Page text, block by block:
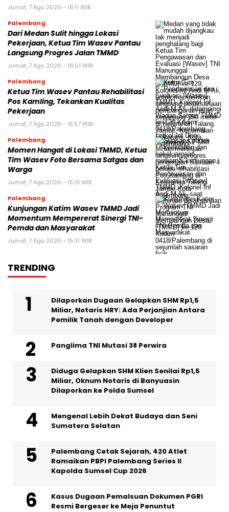
Jumat, 7 Agu 2026 - 16:11 WIB
Palembang
Dari Medan Sulit hingga Lokasi
Pekerjaan, Ketua Tim Wasev Pantau
Langsung Progres Jalan TMMD
Jumat, 7 Agu 2026 - 16:01 WIB
Palembang
Ketua Tim Wasev Pantau Rehabilitasi
Pos Kamling, Tekankan Kualitas
Pekerjaan
Jumat, 7 Agu 2026 - 15:57 WIB
Palembang
Momen Hangat di Lokasi TMMD, Ketua
Tim Wasev Foto Bersama Satgas dan
Warga
Jumat, 7 Agu 2026 - 15:31 WIB
Palembang
Kunjungan Katim Wasev TMMD Jadi
Momentum Mempererat Sinergi TNI-
Pemda dan Masyarakat
Jumat, 7 Agu 2026 - 15:31 WIB
TRENDING
Dilaporkan Dugaan Gelapkan SHM Rp1,5
Miliar, Notaris HRY: Ada Perjanjian Antara
Pemilik Tanah dengan Developer
Panglima TNI Mutasi 38 Perwira
Diduga Gelapkan SHM Klien Senilai Rp1,5
Miliar, Oknum Notaris di Banyuasin
Dilaporkan ke Polda Sumsel ‎
Mengenal Lebih Dekat Budaya dan Seni
Sumatera Selatan
Palembang Cetak Sejarah, 420 Atlet
Ramaikan PBPI Palembang Series II
Kapolda Sumsel Cup 2026
Kasus Dugaan Pemalsuan Dokumen PGRI
Resmi Bergeser ke Meja Penuntut